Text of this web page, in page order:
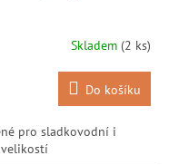
Skladem (2 ks)
Do košíku
pro sladkovodní i